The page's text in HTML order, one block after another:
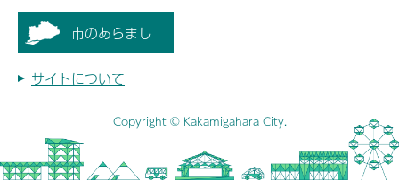
市のあらまし
サイトについて
Copyright © Kakamigahara City.